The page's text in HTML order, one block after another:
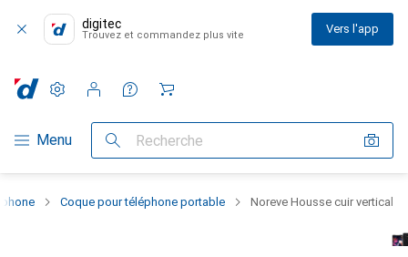
digitec
Trouvez et commandez plus vite Vers l'app
Navigation par catégorie
Menu Recherche
Paramètres
Compte client
Listes de comparaison
Listes d'envies
Panier
Coque pour téléphone portable Noreve Housse cuir vertical